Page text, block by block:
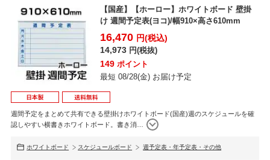
【国産】【ホーロー】ホワイトボード 壁掛
け 週間予定表(ヨコ)/幅910×高さ610mm
16,470 円(税込)
14,973 円(税抜)
149 ポイント
最短 08/28(金) お届け予定
週間予定をまとめて共有できる壁掛けホワイトボード(国産)週のスケジュールを確
認しやすい横書きホワイトボード。書き消…
ホワイトボード スケジュールボード 週予定表・年予定表・その他